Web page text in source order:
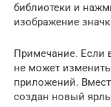
библиотеки и
изображение
Примечание. Если
не может
приложений.
создан новый